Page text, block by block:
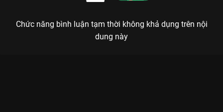
Chức năng bình luận tạm thời không khả dụng trên nội
dung này